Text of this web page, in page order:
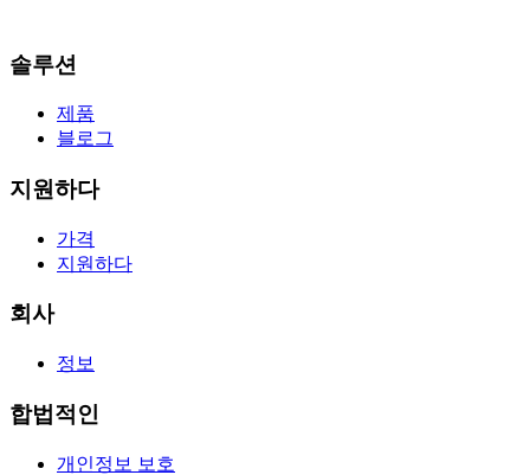
솔루션
제품
블로그
지원하다
가격
지원하다
회사
정보
합법적인
개인정보 보호